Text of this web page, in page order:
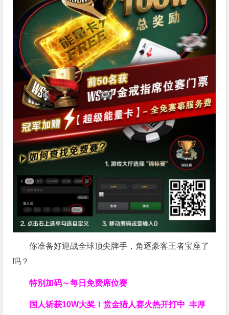
你准备好迎战全球顶尖牌手，角逐豪客王者宝座了
吗？
特别加码～每日免费席位赛
国人斩获10W大奖！赏金猎人赛火热开打中 丰厚